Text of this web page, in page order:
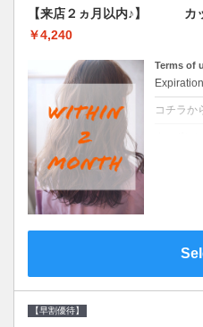
【来店２ヵ月以内♪】
￥4,240
Terms of
コチラか
【早割優待】